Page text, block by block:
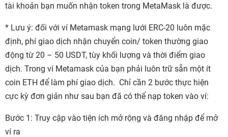
tài khoản bạn muốn nhận token trong MetaMask là được.
* Lưu ý: đối với ví Metamask mạng lưới ERC-20 luôn mặc
định, phí giao dịch nhận chuyển coin/ token thường giao
động từ 20 – 50 USDT, tùy khối lượng và thời điểm giao
dịch. Trong ví Metamask của bạn phải luôn trữ sẵn một ít
coin ETH để làm phí giao dịch. Chỉ cần 2 bước thực hiện
cực kỳ đơn giản như sau bạn đã có thể nạp token vào ví:
Bước 1: Truy cập vào tiện ích mở rộng và đăng nhập để mở
ví ra